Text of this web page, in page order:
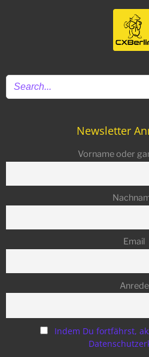
Newsletter
Vorname oder
Email
Anrede
Indem Du fortfährst,